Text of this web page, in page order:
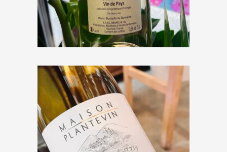
« Petit Grain de Folie »
€6,00